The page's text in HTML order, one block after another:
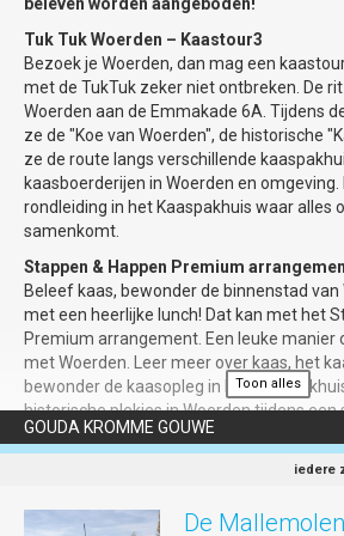
instapwandelingen
april ‘Joden in
‘Poortjes, hofjes en
woensdag van juni
tijdens de openlucht
brocantemarket
Schatten uit
hoort een bezoek
museum toont tot
de expositie Hoge
Rijks. Een selectie
vergezichten en
van grote meesters
Rijksmuseum en
zelf. Hedendaagse
Inge Riebeek
videoportretten van
de noemer
Bij slecht weer
eigen overdekte
Boules-ballen kun je
vereniging.
Locatie? Petanque
Sportcomplex de
Kosten?Deelname
inclusief elke zondag
of thee.
Aanmelden!Bij
website
ook nader
Aanmelden (of
informatie) kan ook
emailadres
Tuk Tuk Woerden – Kaastour3
Bezoek je Woerden, dan mag een
met de TukTuk zeker niet ontbreken. De
Woerden aan de Emmakade 6A. Tijdens
ze de "Koe van Woerden", de historische
ze de route langs verschillende
kaasboerderijen in Woerden en omgeving.
rondleiding in het Kaaspakhuis waar alles
samenkomt.
Stappen & Happen Premium
Beleef kaas, bewonder de binnenstad
met een heerlijke lunch! Dat kan met het
Premium arrangement. Een leuke manier
met Woerden. Leer meer over kaas, het
bewonder de kaasopleg in het
historische plekjes in Woerden tijdens
maak kennis met culinair Woerden bij één
Boek het Stappen & Happen
geniet van een rondleiding door het
wandeling door de historische binnenstad
van Woerden met een heerlijke lunch bij
Toon alles
GOUDA KROMME GOUWE
iedere
De